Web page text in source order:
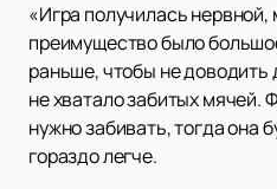
«Игра получилась нервной,
преимущество было
раньше, чтобы не доводить
не хватало забитых мячей.
нужно забивать, тогда она
гораздо легче.